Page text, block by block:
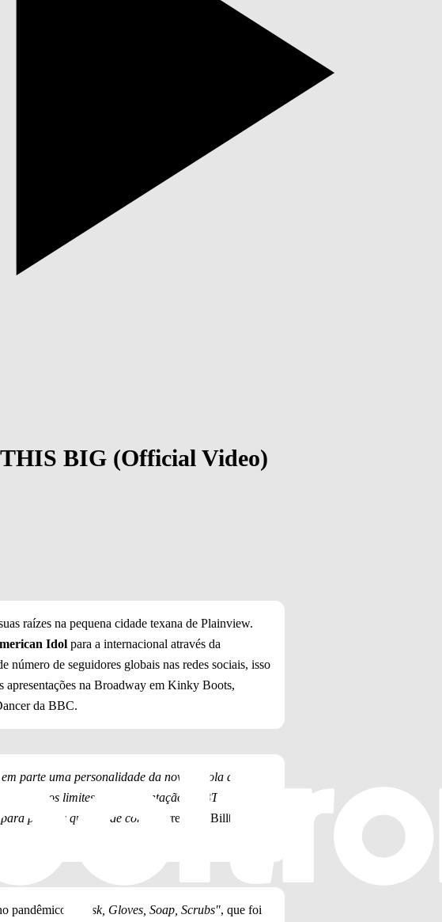
BIG (Official Video)
raízes na pequena cidade texana de Plainview.
Idol para a internacional através da
número de seguidores globais nas redes sociais, isso
apresentações na Broadway em Kinky Boots,
da BBC.
parte uma personalidade da nova escola da
os limites da representação LGBTQ+ em
pessoas queer e de cor."
, escreveu a Billboard
pandêmico "Mask, Gloves, Soap, Scrubs", que foi